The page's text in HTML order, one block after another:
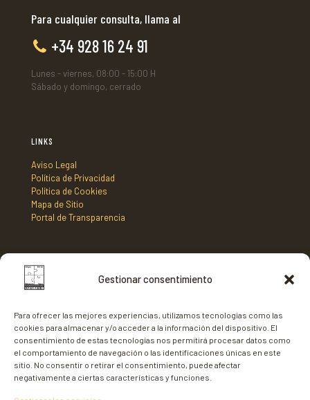
Gestionar consentimiento
Para ofrecer las mejores experiencias, utilizamos tecnologías como las
cookies para almacenar y/o acceder a la información del dispositivo. El
consentimiento de estas tecnologías nos permitirá procesar datos como
el comportamiento de navegación o las identificaciones únicas en este
sitio. No consentir o retirar el consentimiento, puede afectar
negativamente a ciertas características y funciones.
Para cualquier consulta, llama al
+34 928 16 24 91
Lunes - viernes, 08:00 - 15:00 H
Sábado y domingo, cerrado
LINKS
Aviso Legal
Política de Privacidad
Política de Cookies
Mapa de Sitio
Portal de Transparencia
DIRECCIÓN
35620 - Gran Tarajal,
Fuerteventura